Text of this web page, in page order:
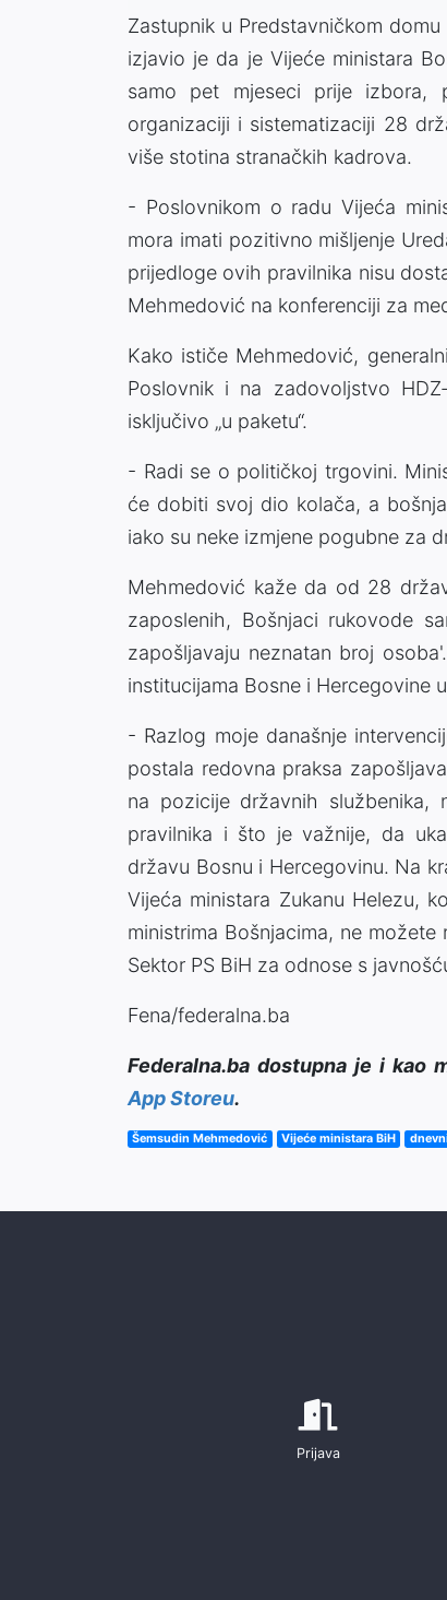
Zastupnik u Predstavničkom
izjavio je da je Vijeće ministara
samo pet mjeseci prije izbora,
organizaciji i sistematizaciji 28
više stotina stranačkih kadrova.
- Poslovnikom o radu Vijeća
mora imati pozitivno mišljenje
prijedloge ovih pravilnika nisu
Mehmedović na konferenciji za
Kako ističe Mehmedović,
Poslovnik i na zadovoljstvo
isključivo „u paketu“.
- Radi se o političkoj trgovini.
će dobiti svoj dio kolača, a
iako su neke izmjene pogubne za
Mehmedović kaže da od 28
zaposlenih, Bošnjaci rukovode
zapošljavaju neznatan broj
institucijama Bosne i Hercegovine
- Razlog moje današnje
postala redovna praksa
na pozicije državnih službenika,
pravilnika i što je važnije, da
državu Bosnu i Hercegovinu. Na
Vijeća ministara Zukanu Helezu,
ministrima Bošnjacima, ne
Sektor PS BiH za odnose s
Fena/federalna.ba
Federalna.ba dostupna je i kao
App Storeu.
Šemsudin Mehmedović Vijeće ministara BiH
Prijava